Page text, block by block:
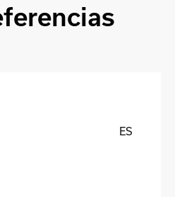
ES